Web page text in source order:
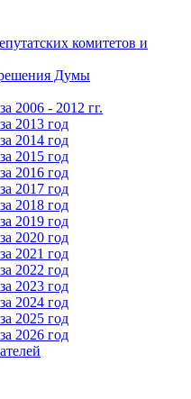
комитетов и
Думы
2006 - 2012 гг.
2013 год
2014 год
2015 год
2016 год
2017 год
2018 год
2019 год
2020 год
2021 год
2022 год
2023 год
2024 год
2025 год
2026 год